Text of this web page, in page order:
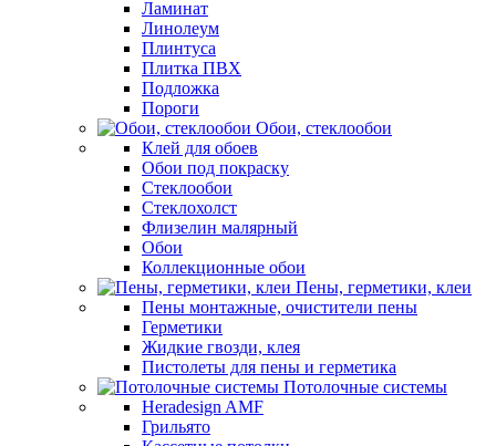
Ламинат
Линолеум
Плинтуса
Плитка ПВХ
Подложка
Пороги
Обои, стеклообои
Клей для обоев
Обои под покраску
Стеклообои
Стеклохолст
Флизелин малярный
Обои
Коллекционные обои
Пены, герметики, клеи
Пены монтажные, очистители пены
Герметики
Жидкие гвозди, клея
Пистолеты для пены и герметика
Потолочные системы
Heradesign AMF
Грильято